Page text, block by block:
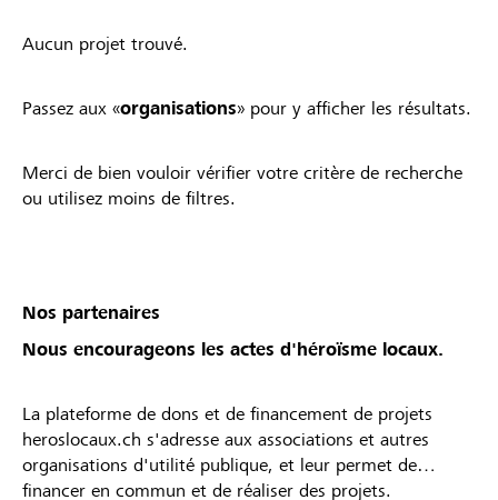
Aucun projet trouvé.
Passez aux «organisations» pour y afficher les résultats.
Merci de bien vouloir vérifier votre critère de recherche
ou utilisez moins de filtres.
Nos partenaires
Nous encourageons les actes d'héroïsme locaux.
La plateforme de dons et de financement de projets
heroslocaux.ch s'adresse aux associations et autres
organisations d'utilité publique, et leur permet de
financer en commun et de réaliser des projets.